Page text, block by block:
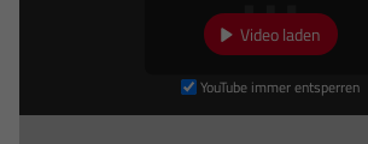
Video laden
YouTube immer entsperren